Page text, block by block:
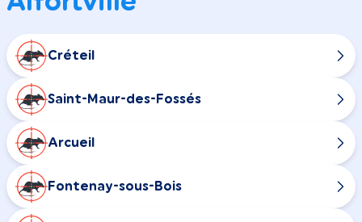
Créteil
Saint-Maur-des-Fossés
Arcueil
Fontenay-sous-Bois